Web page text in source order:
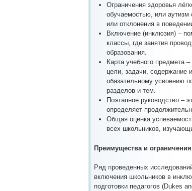
Ограничения здоровья
обучаемостью, или аутизм
или отклонения в
Включение (инклюзия) –
классы, где занятия
образования.
Карта учебного предмета
цели, задачи, содержание
обязательному усвоению
разделов и тем.
Поэтапное руководство –
определяет
Общая оценка
всех школьников,
Преимущества и
Ряд проведенных
включения школьников в
подготовки педагогов (Dukes